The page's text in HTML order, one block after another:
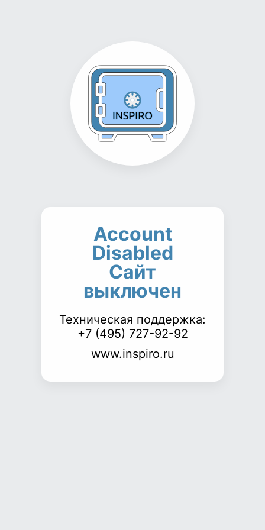
Account
Disabled
Сайт
выключен
Техническая поддержка:
+7 (495) 727-92-92
www.inspiro.ru